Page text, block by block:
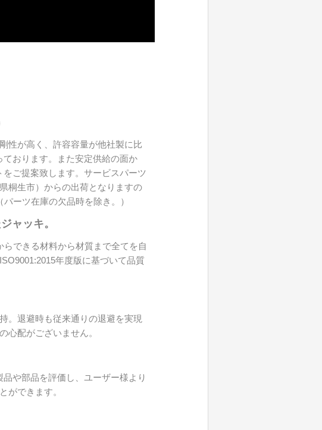
性が高く、許容容量が他社製に比
おります。また安定供給の面か
ご提案致します。サービスパーツ
桐生市）からの出荷となりますの
ーツ在庫の欠品時を除き。）
ャッキ。
できる材料から材質まで全てを自
年度版に基づいて品質
。退避時も従来通りの退避を実現
心配がございません。
や部品を評価し、ユーザー様より
ができます。